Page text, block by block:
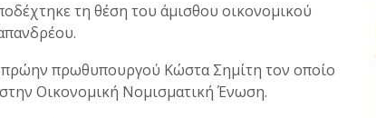
τη θέση του άμισθου οικονομικού
πρωθυπουργού Κώστα Σημίτη τον οποίο
Οικονομική Νομισματική Ένωση.